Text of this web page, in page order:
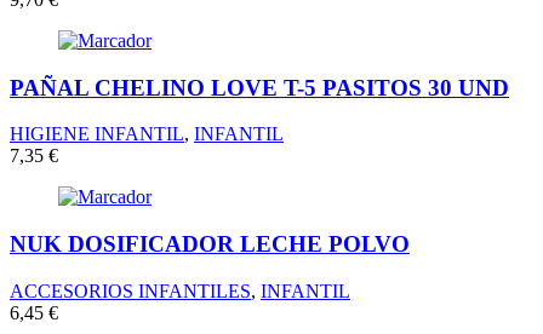
PAÑAL CHELINO LOVE T-5 PASITOS 30 UND
HIGIENE INFANTIL, INFANTIL
7,35 €
NUK DOSIFICADOR LECHE POLVO
ACCESORIOS INFANTILES, INFANTIL
6,45 €